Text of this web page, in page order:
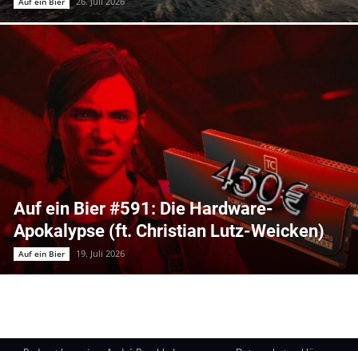
Auf ein Bier #591: Die Hardware-
Apokalypse (ft. Christian Lutz-Weicken)
Auf ein Bier 19. Juli 2026